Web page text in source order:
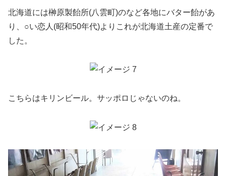
北海道には榊原製飴所(八雲町)のなど各地にバター飴があ
り、○い恋人(昭和50年代)よりこれが北海道土産の定番で
した。
こちらはキリンビール。サッポロじゃないのね。